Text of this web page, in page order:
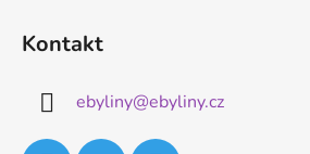
Kontakt
ebyliny@ebyliny.cz